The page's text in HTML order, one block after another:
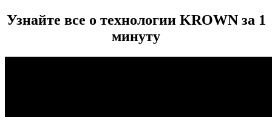
Узнайте все о технологии KROWN за 1
минуту